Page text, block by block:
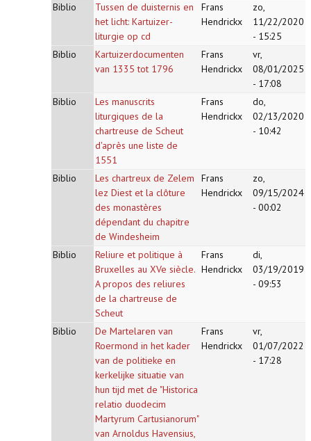
Biblio
Tussen de duisternis en
het licht: Kartuizer-
liturgie op cd
Frans
Hendrickx
zo,
11/22/2020
- 15:25
Biblio
Kartuizerdocumenten
van 1335 tot 1796
Frans
Hendrickx
vr,
08/01/2025
- 17:08
Biblio
Les manuscrits
liturgiques de la
chartreuse de Scheut
d'après une liste de
1551
Frans
Hendrickx
do,
02/13/2020
- 10:42
Biblio
Les chartreux de Zelem
lez Diest et la clôture
des monastères
dépendant du chapitre
de Windesheim
Frans
Hendrickx
zo,
09/15/2024
- 00:02
Biblio
Reliure et politique à
Bruxelles au XVe siècle.
A propos des reliures
de la chartreuse de
Scheut
Frans
Hendrickx
di,
03/19/2019
- 09:53
Biblio
De Martelaren van
Roermond in het kader
van de politieke en
kerkelijke situatie van
hun tijd met de "Historica
relatio duodecim
Martyrum Cartusianorum"
van Arnoldus Havensius,
Frans
Hendrickx
vr,
01/07/2022
- 17:28